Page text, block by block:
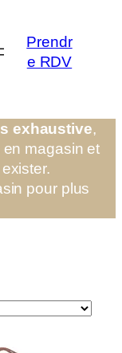
Prendr
e RDV
exhaustive,
en magasin et
pour plus